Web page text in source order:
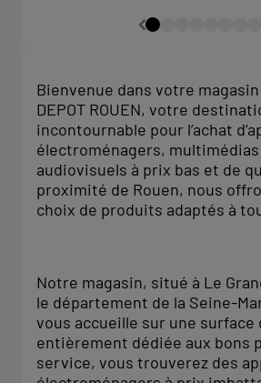
Bienvenue dans votre magasin
DEPOT ROUEN, votre
incontournable pour l’achat
électroménagers,
audiovisuels à prix bas et de
proximité de Rouen, nous
choix de produits adaptés à
Notre magasin, situé à Le
le département de la Seine-
vous accueille sur une surface
entièrement dédiée aux bons
service, vous trouverez des